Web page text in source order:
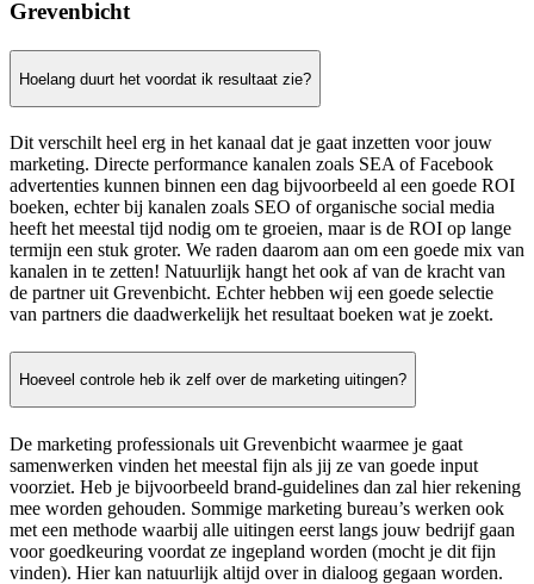
Grevenbicht
Hoelang duurt het voordat ik resultaat zie?
Dit verschilt heel erg in het kanaal dat je gaat inzetten voor jouw
marketing. Directe performance kanalen zoals SEA of Facebook
advertenties kunnen binnen een dag bijvoorbeeld al een goede ROI
boeken, echter bij kanalen zoals SEO of organische social media
heeft het meestal tijd nodig om te groeien, maar is de ROI op lange
termijn een stuk groter. We raden daarom aan om een goede mix van
kanalen in te zetten! Natuurlijk hangt het ook af van de kracht van
de partner uit Grevenbicht. Echter hebben wij een goede selectie
van partners die daadwerkelijk het resultaat boeken wat je zoekt.
Hoeveel controle heb ik zelf over de marketing uitingen?
De marketing professionals uit Grevenbicht waarmee je gaat
samenwerken vinden het meestal fijn als jij ze van goede input
voorziet. Heb je bijvoorbeeld brand-guidelines dan zal hier rekening
mee worden gehouden. Sommige marketing bureau’s werken ook
met een methode waarbij alle uitingen eerst langs jouw bedrijf gaan
voor goedkeuring voordat ze ingepland worden (mocht je dit fijn
vinden). Hier kan natuurlijk altijd over in dialoog gegaan worden.